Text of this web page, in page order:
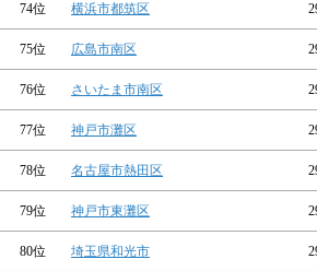
74位 横浜市都筑区
75位 広島市南区
76位 さいたま市南区
77位 神戸市灘区
78位 名古屋市熱田区
79位 神戸市東灘区
80位 埼玉県和光市